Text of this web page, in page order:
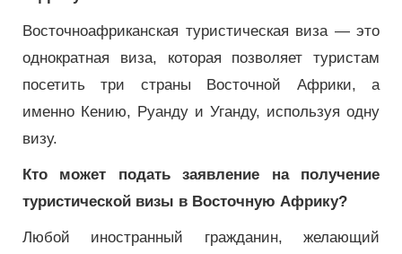
Восточноафриканская туристическая виза — это
однократная виза, которая позволяет туристам
посетить три страны Восточной Африки, а
именно Кению, Руанду и Уганду, используя одну
визу.
Кто может подать заявление на получение
туристической визы в Восточную Африку?
Любой иностранный гражданин, желающий